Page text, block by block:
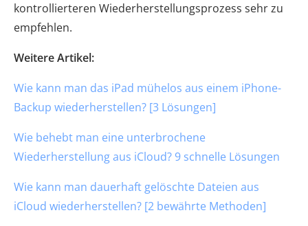
kontrollierteren Wiederherstellungsprozess sehr zu
empfehlen.
Weitere Artikel:
Wie kann man das iPad mühelos aus einem iPhone-
Backup wiederherstellen? [3 Lösungen]
Wie behebt man eine unterbrochene
Wiederherstellung aus iCloud? 9 schnelle Lösungen
Wie kann man dauerhaft gelöschte Dateien aus
iCloud wiederherstellen? [2 bewährte Methoden]